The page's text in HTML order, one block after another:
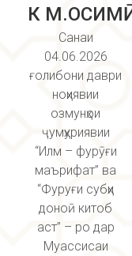
К М.ОСИМӢ
Санаи
04.06.2026
ғолибони даври
ноҳиявии
озмунҳои
ҷумҳуриявии
“Илм – фурӯғи
маърифат” ва
“Фуруғи субҳи
доноӣ китоб
аст” – ро дар
Муассисаи